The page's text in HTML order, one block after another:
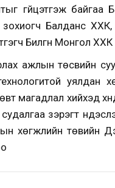
гүйцэтгэж
Балданс
Билгүүн Монгол
ажлын төсвийн
уялдан
магадлал хийхэд
зэрэгт
хөгжлийн төвийн